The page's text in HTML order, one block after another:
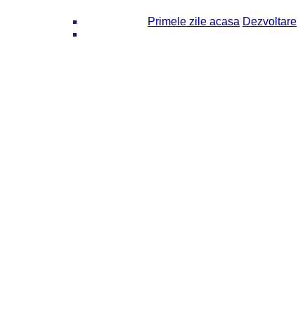
Primele zile acasa Dezvoltare